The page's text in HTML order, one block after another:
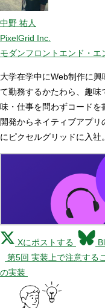
中野 祐人
PixelGrid Inc.
モダンフロントエンド・エ
大学在学中にWeb制作に
て勤務するかたわら、趣
味・仕事を問わずコード
開発からネイティブアプ
にピクセルグリッドに入社。
Xにポストする
第5回 実装上で注意する
の実装